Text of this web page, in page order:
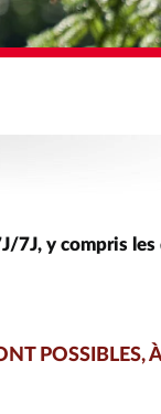
7J, y compris
POSSIBLES,